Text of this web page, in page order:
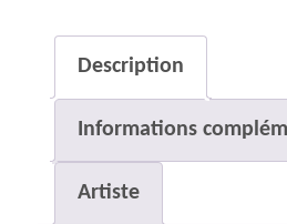
Description
Informations
Artiste